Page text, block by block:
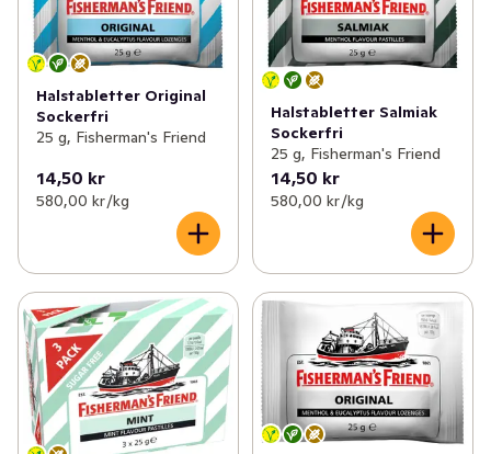
Halstabletter Original
Sockerfri
25 g, Fisherman's Friend
14,50 kr
580,00 kr /kg
Halstabletter Salmiak
Sockerfri
25 g, Fisherman's Friend
14,50 kr
580,00 kr /kg